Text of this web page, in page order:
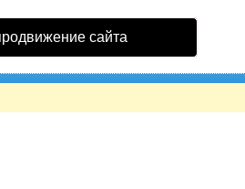
сайта